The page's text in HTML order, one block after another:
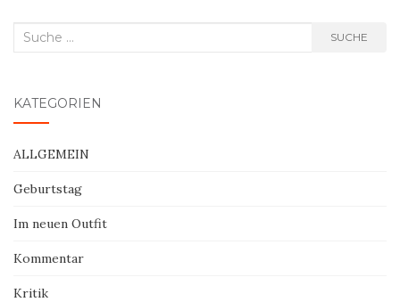
Suche
SUCHE
KATEGORIEN
ALLGEMEIN
Geburtstag
Im neuen Outfit
Kommentar
Kritik